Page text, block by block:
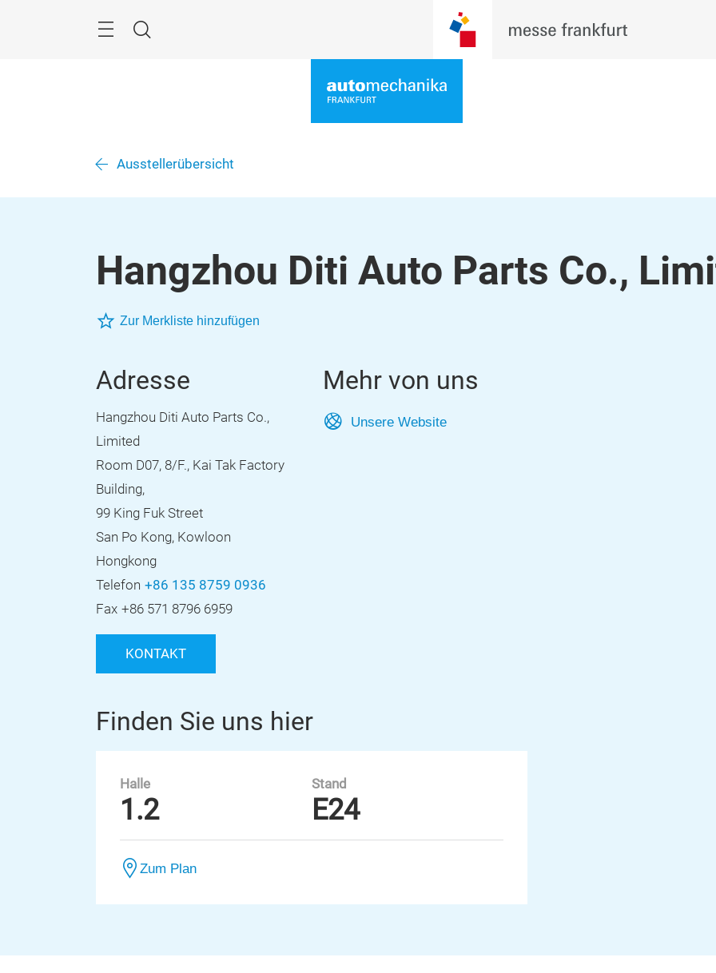
Suche
Ausstellerübersicht
Hangzhou Diti Auto Parts Co.,
Zur Merkliste hinzufügen
Adresse
Hangzhou Diti Auto Parts Co.,
Limited
Room D07, 8/F., Kai Tak Factory
Building,
99 King Fuk Street
San Po Kong, Kowloon
Hongkong
Telefon +86 135 8759 0936
Fax +86 571 8796 6959
KONTAKT
Mehr von uns
Unsere Website
Finden Sie uns hier
Halle
1.2
Stand
E24
Zum Plan